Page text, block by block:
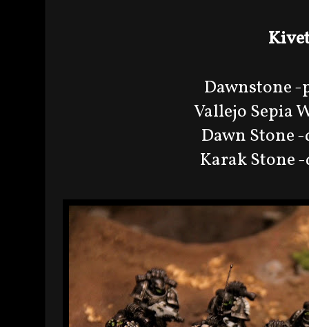
Dawnstone
Vallejo Sepia
Dawn Stone
Karak Stone